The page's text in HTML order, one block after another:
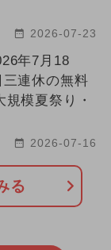
2026-07-23
年7月18
三連休の無料
模夏祭り・
2026-07-16
る